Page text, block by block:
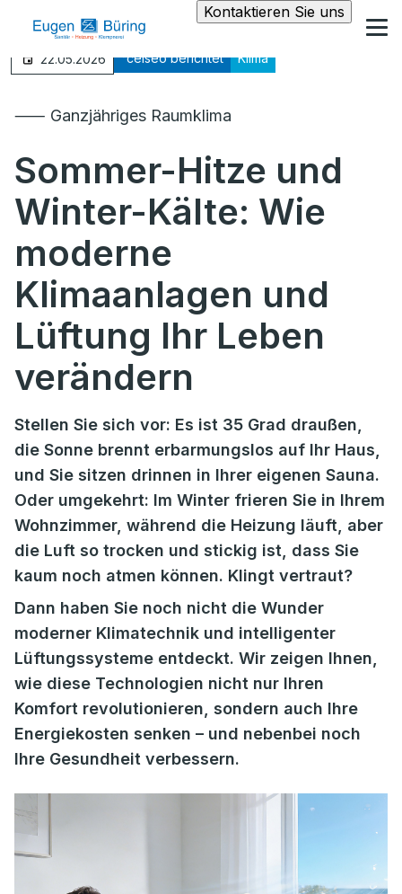
Kontaktieren Sie uns
22.05.2026 °celseo berichtet Klima
⸺ Ganzjähriges Raumklima
Sommer-Hitze und
Winter-Kälte: Wie
moderne
Klimaanlagen und
Lüftung Ihr Leben
verändern
Stellen Sie sich vor: Es ist 35 Grad draußen,
die Sonne brennt erbarmungslos auf Ihr Haus,
und Sie sitzen drinnen in Ihrer eigenen Sauna.
Oder umgekehrt: Im Winter frieren Sie in Ihrem
Wohnzimmer, während die Heizung läuft, aber
die Luft so trocken und stickig ist, dass Sie
kaum noch atmen können. Klingt vertraut?
Dann haben Sie noch nicht die Wunder
moderner Klimatechnik und intelligenter
Lüftungssysteme entdeckt. Wir zeigen Ihnen,
wie diese Technologien nicht nur Ihren
Komfort revolutionieren, sondern auch Ihre
Energiekosten senken – und nebenbei noch
Ihre Gesundheit verbessern.